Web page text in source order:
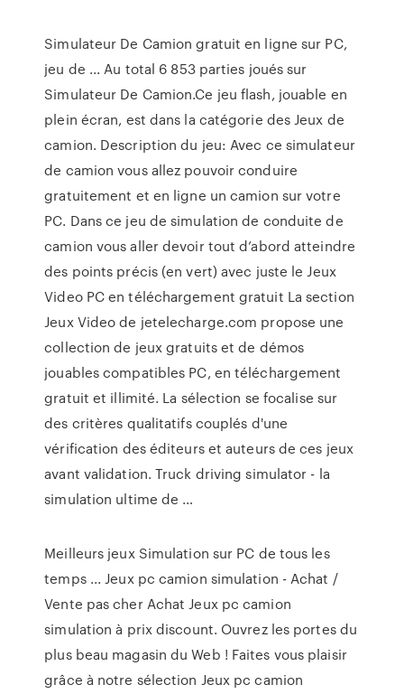
Simulateur De Camion gratuit en ligne sur PC,
jeu de ... Au total 6 853 parties joués sur
Simulateur De Camion.Ce jeu flash, jouable en
plein écran, est dans la catégorie des Jeux de
camion. Description du jeu: Avec ce simulateur
de camion vous allez pouvoir conduire
gratuitement et en ligne un camion sur votre
PC. Dans ce jeu de simulation de conduite de
camion vous aller devoir tout d’abord atteindre
des points précis (en vert) avec juste le Jeux
Video PC en téléchargement gratuit La section
Jeux Video de jetelecharge.com propose une
collection de jeux gratuits et de démos
jouables compatibles PC, en téléchargement
gratuit et illimité. La sélection se focalise sur
des critères qualitatifs couplés d'une
vérification des éditeurs et auteurs de ces jeux
avant validation. Truck driving simulator - la
simulation ultime de …
Meilleurs jeux Simulation sur PC de tous les
temps ... Jeux pc camion simulation - Achat /
Vente pas cher Achat Jeux pc camion
simulation à prix discount. Ouvrez les portes du
plus beau magasin du Web ! Faites vous plaisir
grâce à notre sélection Jeux pc camion